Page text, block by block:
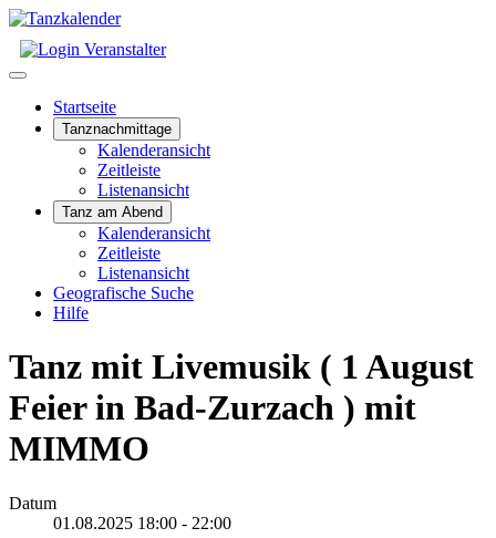
Startseite
Tanznachmittage
Kalenderansicht
Zeitleiste
Listenansicht
Tanz am Abend
Kalenderansicht
Zeitleiste
Listenansicht
Geografische Suche
Hilfe
Tanz mit Livemusik ( 1 August
Feier in Bad-Zurzach ) mit
MIMMO
Datum
01.08.2025 18:00 - 22:00